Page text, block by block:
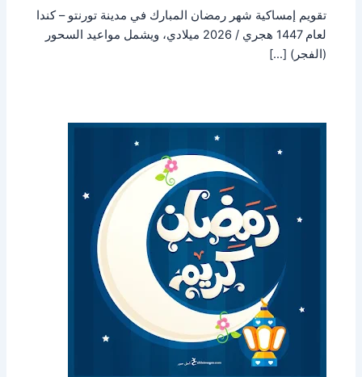
تقويم إمساكية شهر رمضان المبارك في مدينة تورنتو – كندا
لعام 1447 هجري / 2026 ميلادي، ويشمل مواعيد السحور
(الفجر) […]